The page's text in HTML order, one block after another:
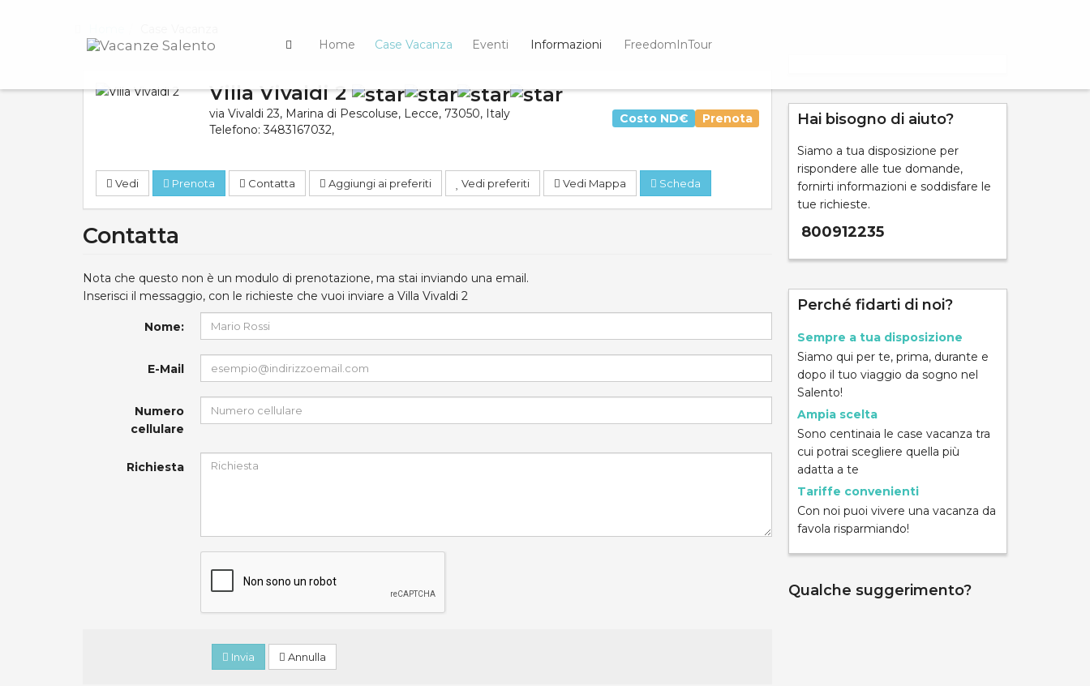
Home Case Vacanza Eventi Informazioni FreedomInTour
Villa Vivaldi 2
via Vivaldi 23, Marina di Pescoluse, Lecce, 73050, Italy
Telefono:3483167032,
Prenota
Costo ND€
Vedi Prenota Contatta Aggiungi ai preferiti Vedi preferiti Vedi Mappa Scheda
Contatta
Nota che questo non è un modulo di prenotazione, ma stai inviando una email.
Inserisci il messaggio, con le richieste che vuoi inviare a Villa Vivaldi 2
Nome:
E-Mail
Numero
cellulare
Richiesta
Invia Annulla
Hai bisogno di aiuto?
Siamo a tua disposizione per
rispondere alle tue domande,
fornirti informazioni e soddisfare le
tue richieste.
800912235
Perché fidarti di noi?
Sempre a tua disposizione
Siamo qui per te, prima, durante e
dopo il tuo viaggio da sogno nel
Salento!
Ampia scelta
Sono centinaia le case vacanza tra
cui potrai scegliere quella più
adatta a te
Tariffe convenienti
Con noi puoi vivere una vacanza da
favola risparmiando!
Qualche suggerimento?